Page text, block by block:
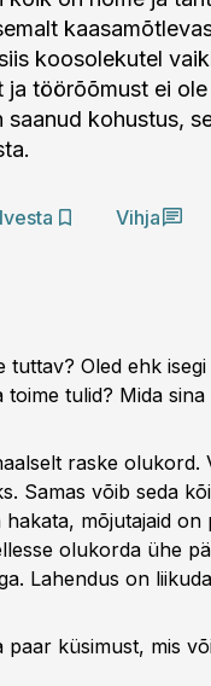
koosolekutel
töörõõmust ei
saanud kohustus,
Vihja
tuttav? Oled ehk
toime tulid? Mida
raske olukord.
Samas võib seda
mõjutajaid on
olukorda ühe
Lahendus on
paar küsimust, mis